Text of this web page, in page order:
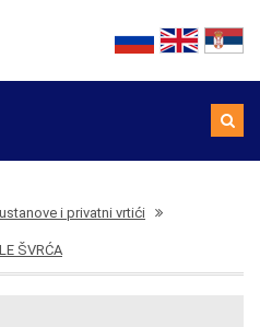
i privatni vrtići
ŠVRĆA